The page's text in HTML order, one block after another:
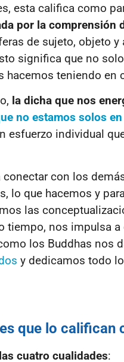
esta califica como
por la comprensión
de sujeto, objeto
significa que no
hacemos teniendo en
la dicha que nos
no estamos solos
esfuerzo individual
con los
lo que hacemos y
las
tiempo, nos impulsa
los Buddhas nos
y dedicamos todo
que lo califican
cuatro cualidades: